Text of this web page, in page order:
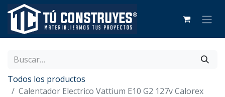
Todos los productos
Calentador Electrico Vattium E10 G2 127v Calorex